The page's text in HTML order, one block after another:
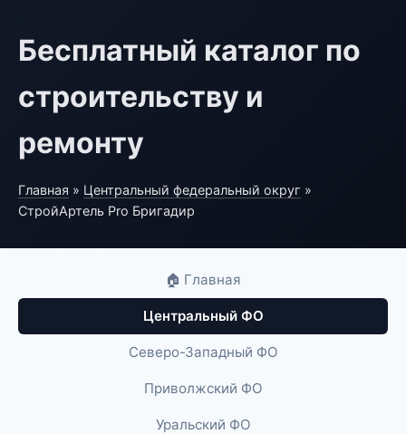
Бесплатный каталог по
строительству и
ремонту
Главная » Центральный федеральный округ »
СтройАртель Pro Бригадир
🏠 Главная
Центральный ФО
Северо-Западный ФО
Приволжский ФО
Уральский ФО